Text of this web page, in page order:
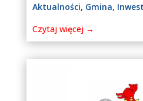
Aktualności, Gmina,
Czytaj więcej →